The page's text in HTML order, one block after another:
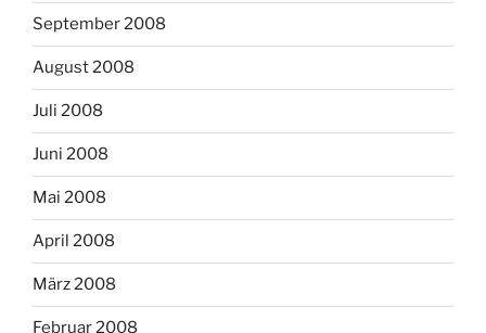
September 2008
August 2008
Juli 2008
Juni 2008
Mai 2008
April 2008
März 2008
Februar 2008